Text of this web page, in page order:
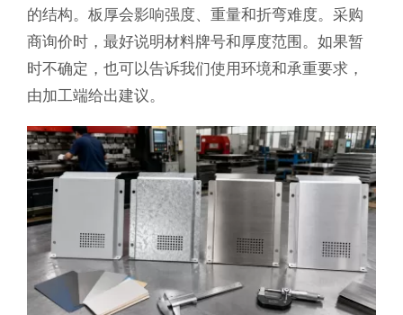
的结构。板厚会影响强度、重量和折弯难度。采购
商询价时，最好说明材料牌号和厚度范围。如果暂
时不确定，也可以告诉我们使用环境和承重要求，
由加工端给出建议。